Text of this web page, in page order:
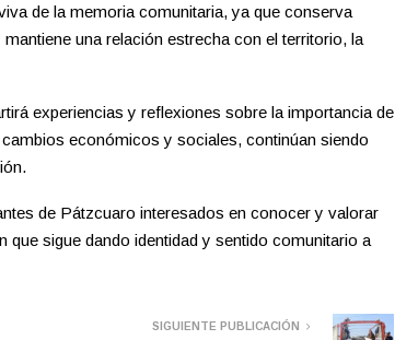
de la memoria comunitaria, ya que conserva
una relación estrecha con el territorio, la
experiencias y reflexiones sobre la importancia de
económicos y sociales, continúan siendo
de Pátzcuaro interesados en conocer y valorar
que sigue dando identidad y sentido comunitario a
SIGUIENTE PUBLICACIÓN